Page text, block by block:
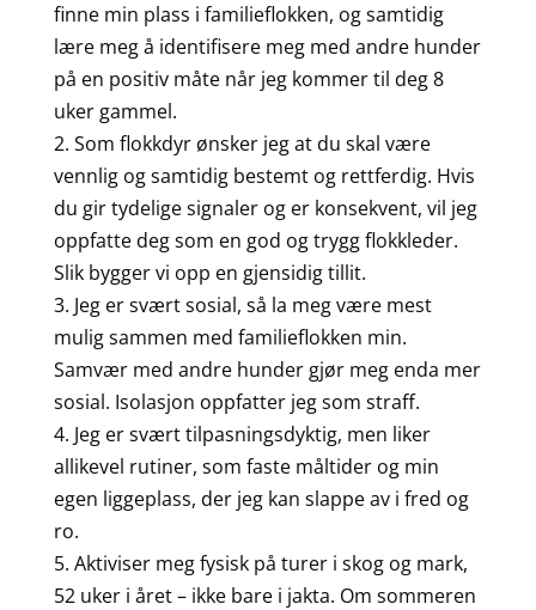
finne min plass i familieflokken, og samtidig
lære meg å identifisere meg med andre hunder
på en positiv måte når jeg kommer til deg 8
uker gammel.
2. Som flokkdyr ønsker jeg at du skal være
vennlig og samtidig bestemt og rettferdig. Hvis
du gir tydelige signaler og er konsekvent, vil jeg
oppfatte deg som en god og trygg flokkleder.
Slik bygger vi opp en gjensidig tillit.
3. Jeg er svært sosial, så la meg være mest
mulig sammen med familieflokken min.
Samvær med andre hunder gjør meg enda mer
sosial. Isolasjon oppfatter jeg som straff.
4. Jeg er svært tilpasningsdyktig, men liker
allikevel rutiner, som faste måltider og min
egen liggeplass, der jeg kan slappe av i fred og
ro.
5. Aktiviser meg fysisk på turer i skog og mark,
52 uker i året – ikke bare i jakta. Om sommeren